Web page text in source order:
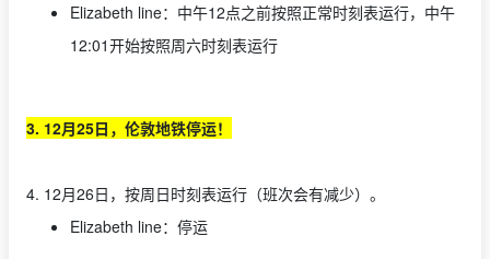
Elizabeth line：中午12点之前按照正常时刻表运行，中午
12:01开始按照周六时刻表运行
3. 12月25日，伦敦地铁停运！
4. 12月26日，按周日时刻表运行（班次会有减少）。
Elizabeth line：停运